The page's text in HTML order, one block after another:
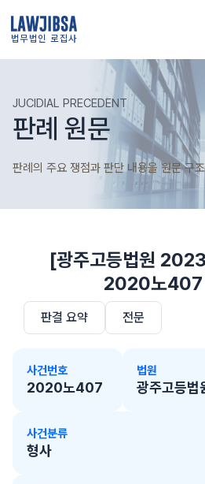
법무법인 로집사
JUCIDIAL PRECEDENT
판례 원문
판례의 주요 쟁점과 판단 내용을 원문 구
[광주고등법원
2020노407
판결 요약 전문
사건번호
2020노407
법원
광주고등법
사건분류
형사